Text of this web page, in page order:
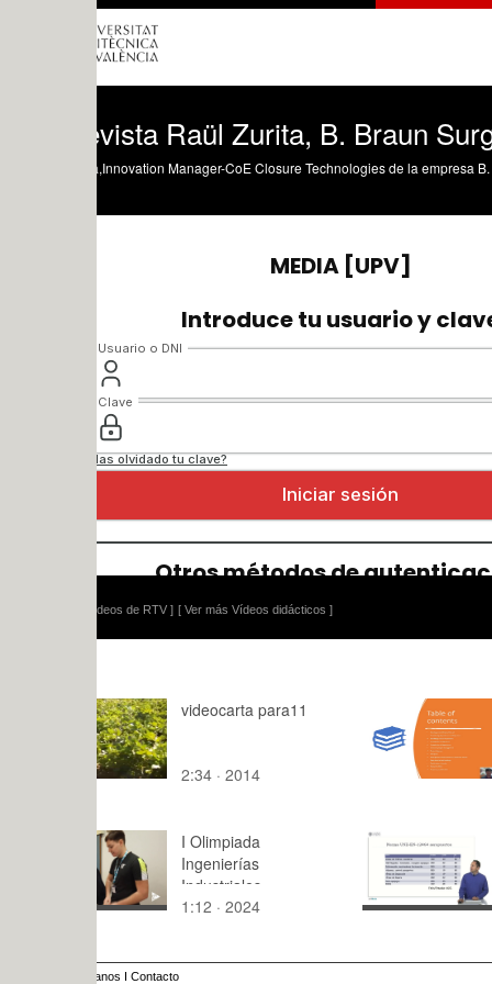
Raül Zurita, B. Braun Surgical
[ Ver más Vídeos didácticos ]
videocarta para11
2:34 · 2014
Role of
Research
10:24 ·
I Olimpiada
Ingenierías
Industriales
1:12 · 2024
interiores.
2:19 · 2015